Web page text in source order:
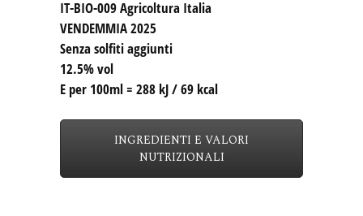
IT-BIO-009 Agricoltura Italia
VENDEMMIA 2025
Senza solfiti aggiunti
12.5% vol
E per 100ml = 288 kJ / 69 kcal
INGREDIENTI E VALORI
NUTRIZIONALI